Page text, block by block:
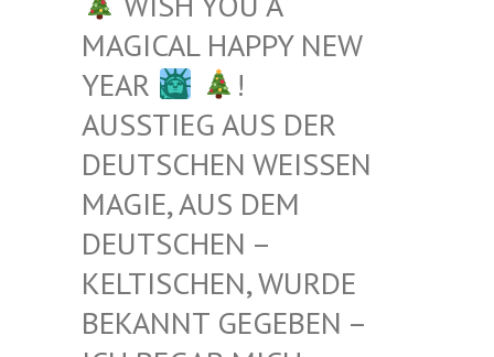
MAGICAL HAPPY NEW
YEAR
!
AUSSTIEG AUS DER
DEUTSCHEN WEISSEN M
AGIE, AUS DEM D
EUTSCHEN – K
ELTISCHEN, WURDE B
EKANNT GEGEBEN – I